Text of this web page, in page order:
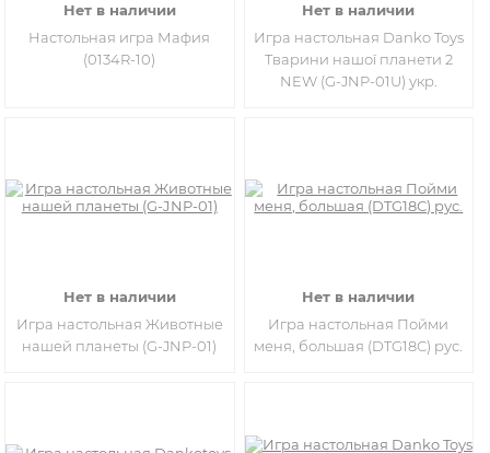
Нет в наличии
Настольная игра Мафия
(0134R-10)
Нет в наличии
Игра настольная Danko Toys
Тварини нашої планети 2
NEW (G-JNP-01U) укр.
Нет в наличии
Игра настольная Животные
нашей планеты (G-JNP-01)
Нет в наличии
Игра настольная Пойми
меня, большая (DTG18С) рус.